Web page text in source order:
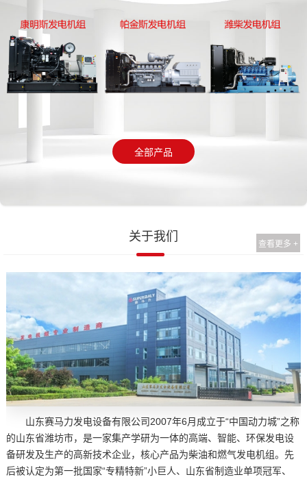
全部产品
关于我们
查看更多 +
山东赛马力发电设备有限公司2007年6月成立于“中国动力城”之称
的山东省潍坊市，是一家集产学研为一体的高端、智能、环保发电设
备研发及生产的高新技术企业，核心产品为柴油和燃气发电机组。先
后被认定为第一批国家“专精特新”小巨人、山东省制造业单项冠军、